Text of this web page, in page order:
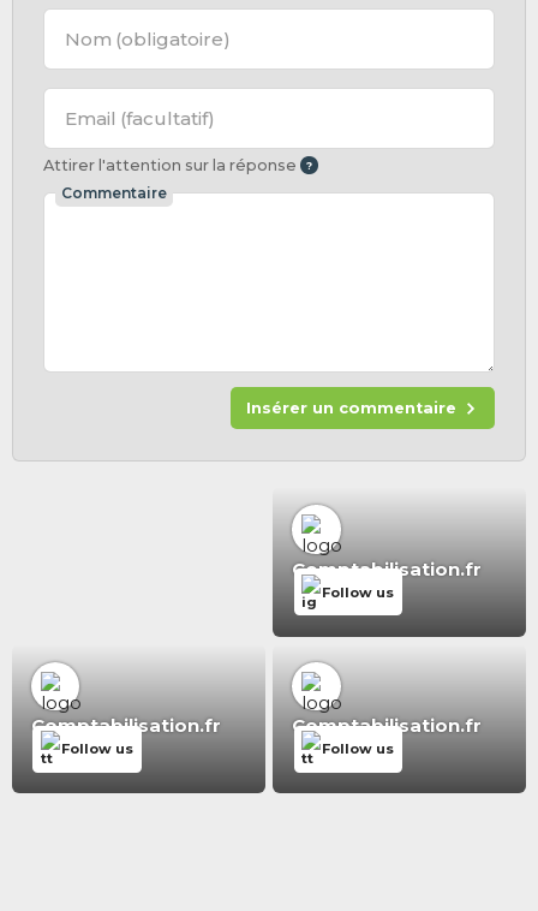
Nom (obligatoire)
Email (facultatif)
Attirer l'attention sur la réponse
Commentaire
Insérer un commentaire
Comptabilisation.fr
Follow us
Comptabilisation.fr
Follow us
Comptabilisation.fr
Follow us